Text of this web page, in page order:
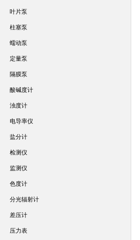
叶片泵
柱塞泵
蠕动泵
定量泵
隔膜泵
酸碱度计
浊度计
电导率仪
盐分计
检测仪
监测仪
色度计
分光辐射计
差压计
压力表